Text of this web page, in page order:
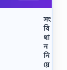
সং
বি
ধা
ন
নি
য়ে